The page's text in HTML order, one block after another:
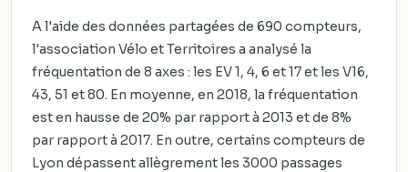
A l'aide des données partagées de 690 compteurs,
l'association Vélo et Territoires a analysé la
fréquentation de 8 axes : les EV 1, 4, 6 et 17 et les V16,
43, 51 et 80. En moyenne, en 2018, la fréquentation
est en hausse de 20% par rapport à 2013 et de 8%
par rapport à 2017. En outre, certains compteurs de
Lyon dépassent allègrement les 3000 passages